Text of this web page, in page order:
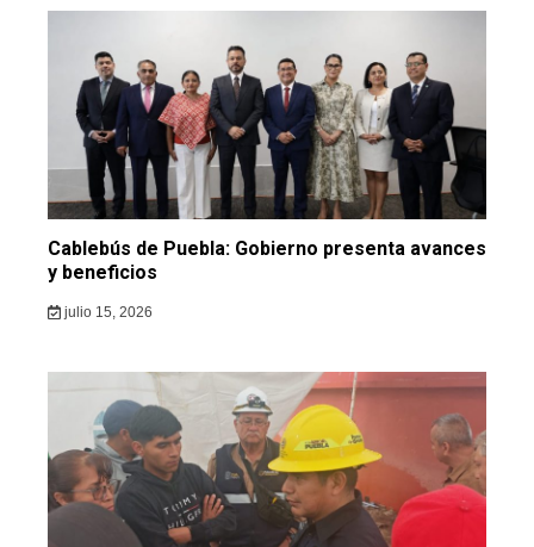
Cablebús de Puebla: Gobierno presenta avances
y beneficios
julio 15, 2026